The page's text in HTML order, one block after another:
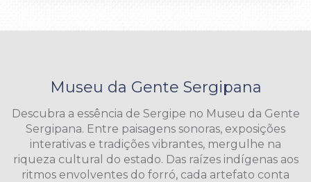
Museu da Gente Sergipana
Descubra a essência de Sergipe no Museu da Gente
Sergipana. Entre paisagens sonoras, exposições
interativas e tradições vibrantes, mergulhe na
riqueza cultural do estado. Das raízes indígenas aos
ritmos envolventes do forró, cada artefato conta